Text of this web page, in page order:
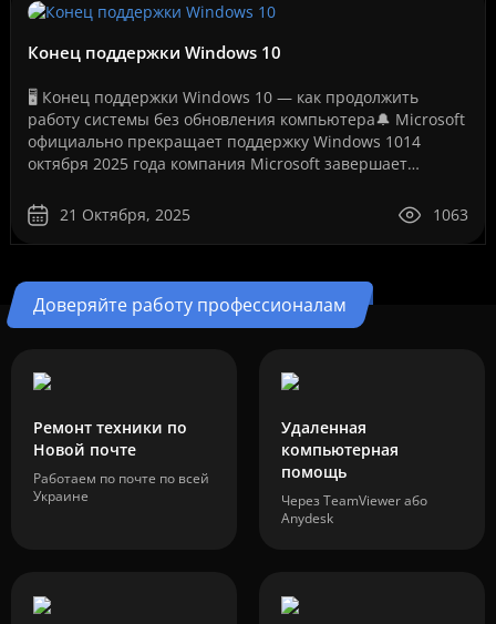
Конец поддержки Windows 10
🖥️ Конец поддержки Windows 10 — как продолжить
работу системы без обновления компьютера🔔 Microsoft
официально прекращает поддержку Windows 1014
октября 2025 года компания Microsoft завершает
10. Это ..21 Октября, 2025 1063
Доверяйте работу профессионалам
Ремонт техники по
Новой почте
Работаем по почте по всей
Украине
Удаленная
компьютерная
помощь
Через TeamViewer або
Anydesk